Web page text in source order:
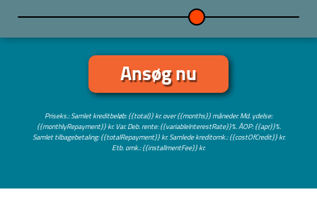
Ansøg nu
Priseks.: Samlet kreditbeløb: {{total}} kr. over {{months}} måneder. Md. ydelse:
{{monthlyRepayment}} kr. Var. Deb. rente: {{variableInterestRate}}%. ÅOP: {{apr}}%.
Samlet tilbagebetaling: {{totalRepayment}} kr. Samlede kreditomk.: {{costOfCredit}} kr.
Etb. omk.: {{installmentFee}} kr.